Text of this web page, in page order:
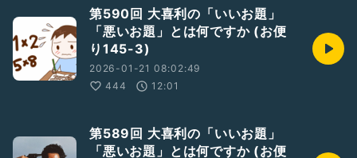
第590回 大喜利の「いいお題」
「悪いお題」とは何ですか (お便
り145-3)
2026-01-21 08:02:49
444
12:01
第589回 大喜利の「いいお題」
「悪いお題」とは何ですか (お便